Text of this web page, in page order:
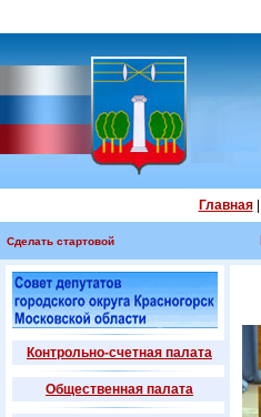
Главная|
Сделать стартовой
Контрольно-счетная палата
Общественная палата